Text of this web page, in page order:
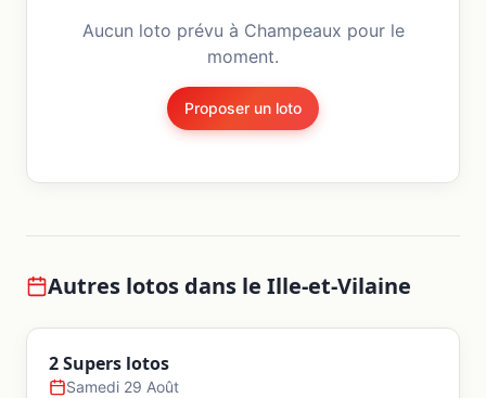
Aucun loto prévu à Champeaux pour le
moment.
Proposer un loto
Autres lotos dans le Ille-et-Vilaine
2 Supers lotos
Samedi 29 Août